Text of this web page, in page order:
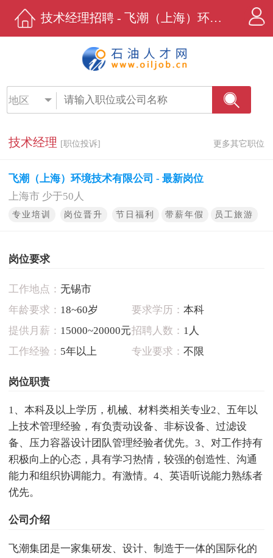
技术经理招聘 - 飞潮（上海）环境技术有限公司 - 石油人才网
地区
技术经理 [职位投诉] 更多其它职位
飞潮（上海）环境技术有限公司 - 最新岗位
上海市 少于50人
专业培训 岗位晋升 节日福利 带薪年假 员工旅游
岗位要求
工作地点： 无锡市
年龄要求： 18~60岁 要求学历： 本科
提供月薪： 15000~20000元招聘人数： 1人
工作经验： 5年以上 专业要求： 不限
岗位职责
1、本科及以上学历，机械、材料类相关专业2、五年以
上技术管理经验，有负责动设备、非标设备、过滤设
备、压力容器设计团队管理经验者优先。3、对工作持有
积极向上的心态，具有学习热情，较强的创造性、沟通
能力和组织协调能力。有激情。4、英语听说能力熟练者
优先。
公司介绍
飞潮集团是一家集研发、设计、制造于一体的国际化的